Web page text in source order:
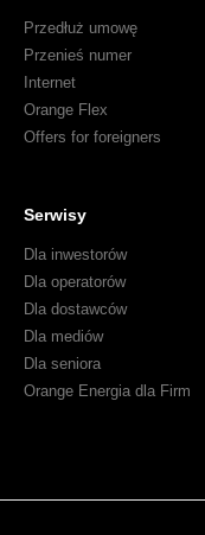
Przedłuż umowę
Przenieś numer
Internet
Orange Flex
Offers for foreigners
Serwisy
Dla inwestorów
Dla operatorów
Dla dostawców
Dla mediów
Dla seniora
Orange Energia dla Firm